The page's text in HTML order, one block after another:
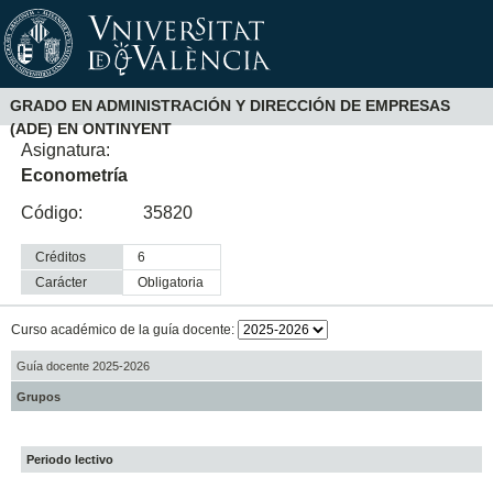
GRADO EN ADMINISTRACIÓN Y DIRECCIÓN DE EMPRESAS
(ADE) EN ONTINYENT
Asignatura:
Econometría
Código:
35820
Créditos
6
Carácter
obligatoria
Curso académico de la guía docente:
Guía docente 2025-2026
Grupos
Periodo lectivo